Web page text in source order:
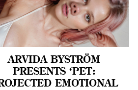
ARVIDA BYSTRÖM
PRESENTS ‘PET:
EMOTIONAL